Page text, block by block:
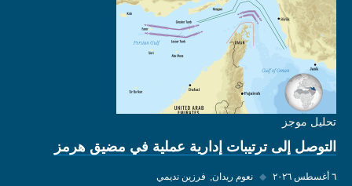
تحليل موجز
التوصل إلى ترتيبات إدارية عملية في مضيق هرمز
٦ أغسطس ٢٠٢٦ ◆ نعوم ريدان فرزين نديمي